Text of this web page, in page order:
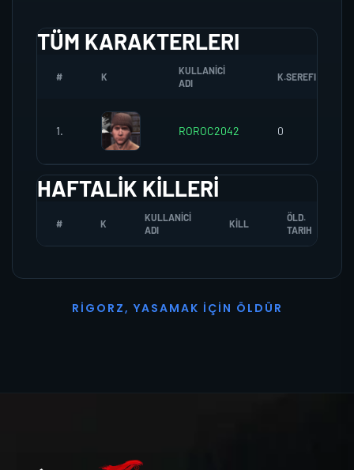
TÜM KARAKTERLERI
# K
KULLANICI
ADI
K.SEREFI
1. ROROC2042 0
HAFTALIK KILLERI
# K
KULLANICI
ADI
KILL
ÖLD.
TARIH
R I G O R Z, YASAMAK İ ÇI N Ö L D Ü R